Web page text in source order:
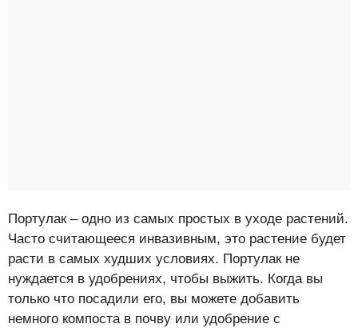
Портулак – одно из самых простых в уходе растений.
Часто считающееся инвазивным, это растение будет
расти в самых худших условиях. Портулак не
нуждается в удобрениях, чтобы выжить. Когда вы
только что посадили его, вы можете добавить
немного компоста в почву или удобрение с